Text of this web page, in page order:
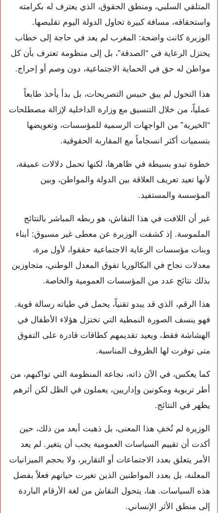
المتلقي السلبي، ومنطق الحقوق، الذي يعترف له بكرامته
واستحقاقه، مسافة كبيرة تحاول الدولة اليوم تقليصها.
الوزيرة كانت واضحة: المغرب لم يعد في حاجة إلى خطاب
يختزل الرعاية في “الصدقة”، بل إلى منظومة تعترف بأن كل
مواطن له حق في الحماية الاجتماعية، دون وصم أو إحراج.
هذا التحول لم يبق حبيس التصريحات، بل بدأ يأخذ طابعاً
عملياً، من خلال التنسيق مع وزارة الداخلية لإزالة مصطلحات
“الخيرية” من الواجهات الرسمية للمؤسسات، وتعويضها
بتسميات أكثر انسجاماً مع المقاربة الحقوقية.
خطوة تبدو بسيطة في ظاهرها، لكنها تحمل دلالات عميقة،
لأنها تعيد تعريف العلاقة بين الدولة والمواطن، وبين
المؤسسة والمستفيد.
غير أن اللافت في هذا النقاش، هو ربطه المباشر بالنتائج
الملموسة. إذ كشفت الوزيرة عن معطى غير مسبوق: أبناء
وبنات مؤسسات الرعاية الاجتماعية حققوا، لأول مرة،
معدلات نجاح في البكالوريا تفوق المعدل الوطني، متجاوزين
بذلك نتائج عدد من المؤسسات العمومية والخاصة.
هذا الرقم، الذي قد يبدو تقنياً، يحمل في طياته رسالة قوية.
فهو ينسف الصورة النمطية التي تختزل هؤلاء الأطفال في
الهشاشة فقط، ويعيد تقديمهم كطاقات قادرة على التفوق
متى توفرت لها الظروف المناسبة.
كما يعكس، في الآن ذاته، نجاعة المنظومة التي تواكبهم، من
أطر تربوية ومكونين وإداريين، يعملون في الظل لكن أثرهم
يظهر في النتائج.
الوزيرة لم تُخفِ هذا المعنى، بل ذهبت أبعد من ذلك، حين
أكدت أن تقييم السياسات العمومية يجب أن يتغير. لم يعد
الأمر يتعلق بعدد الاجتماعات أو التقارير، ولا بحجم الميزانيات
المعلنة، بل بعدد المواطنين الذين تغيرت حياتهم فعلاً بفضل
هذه السياسات. هنا، يتحول النقاش من لغة الأرقام الباردة
إلى منطق الأثر الإنساني.